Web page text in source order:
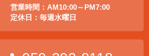
営業時間：AM10:00～PM7:00
定休日：毎週水曜日